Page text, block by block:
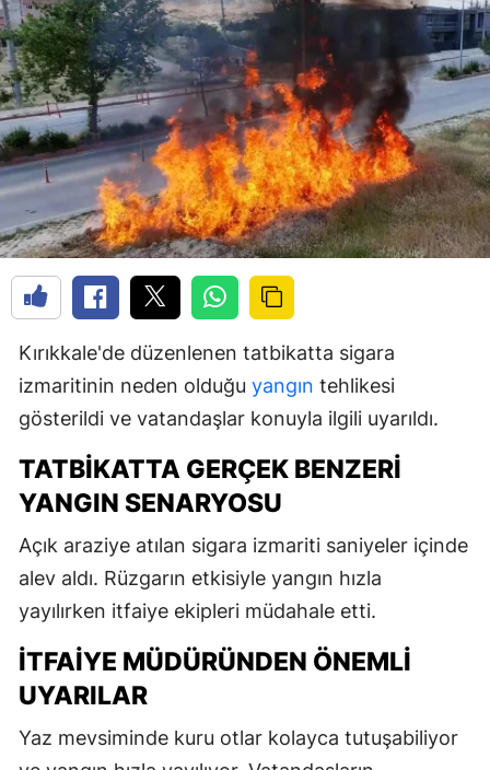
Kırıkkale'de düzenlenen tatbikatta sigara
izmaritinin neden olduğu yangın tehlikesi
gösterildi ve vatandaşlar konuyla ilgili uyarıldı.
TATBIKATTA GERÇEK BENZERI
YANGIN SENARYOSU
Açık araziye atılan sigara izmariti saniyeler içinde
alev aldı. Rüzgarın etkisiyle yangın hızla
yayılırken itfaiye ekipleri müdahale etti.
İTFAIYE MÜDÜRÜNDEN ÖNEMLI
UYARILAR
Yaz mevsiminde kuru otlar kolayca tutuşabiliyor